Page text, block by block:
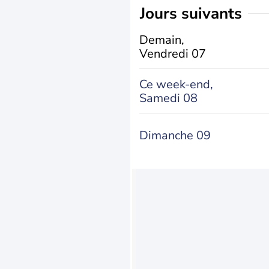
jours suivants
Demain,
Vendredi 07
Ce week-end,
Samedi 08
Dimanche 09